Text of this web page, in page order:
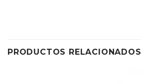
PRODUCTOS RELACIONADOS